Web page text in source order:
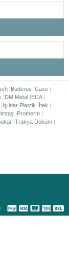
Buderus Case
DM Metal ECA
Işıldar Plastik
İtek
Protherm
Trakya Döküm